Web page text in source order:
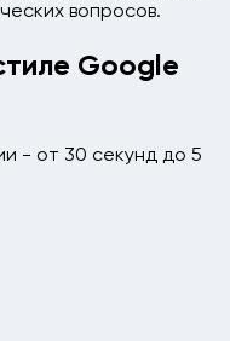
вопросов.
Google
- от 30 секунд до 5